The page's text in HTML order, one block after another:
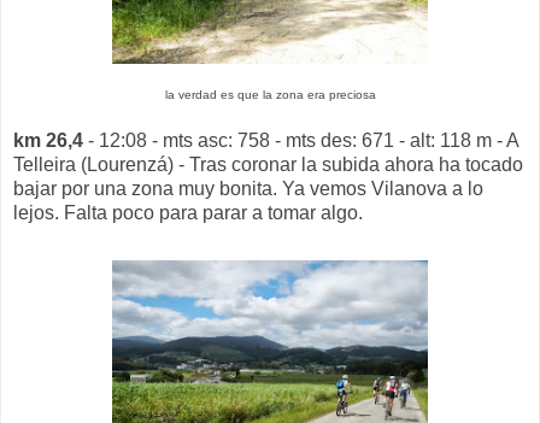
la verdad es que la zona era preciosa
km 26,4 - 12:08 - mts asc: 758 - mts des: 671 - alt: 118 m - A
Telleira (Lourenzá) - Tras coronar la subida ahora ha tocado
bajar por una zona muy bonita. Ya vemos Vilanova a lo
lejos. Falta poco para parar a tomar algo.